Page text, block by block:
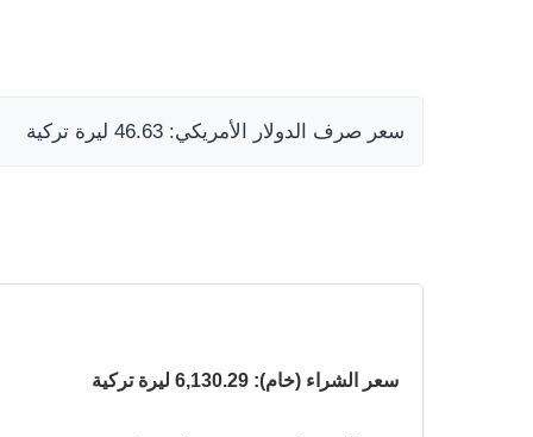
سعر صرف الدولار الأمريكي: 46.63 ليرة تركية
سعر الشراء (خام): 6,130.29 ليرة تركية